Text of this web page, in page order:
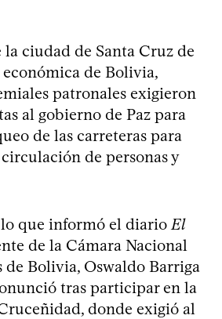
la ciudad de Santa Cruz de
de Bolivia,
patronales exigieron
al gobierno de Paz para
de las carreteras para
de personas y
que informó el diario El
de la Cámara Nacional
de Bolivia, Oswaldo Barriga
tras participar en la
donde exigió al